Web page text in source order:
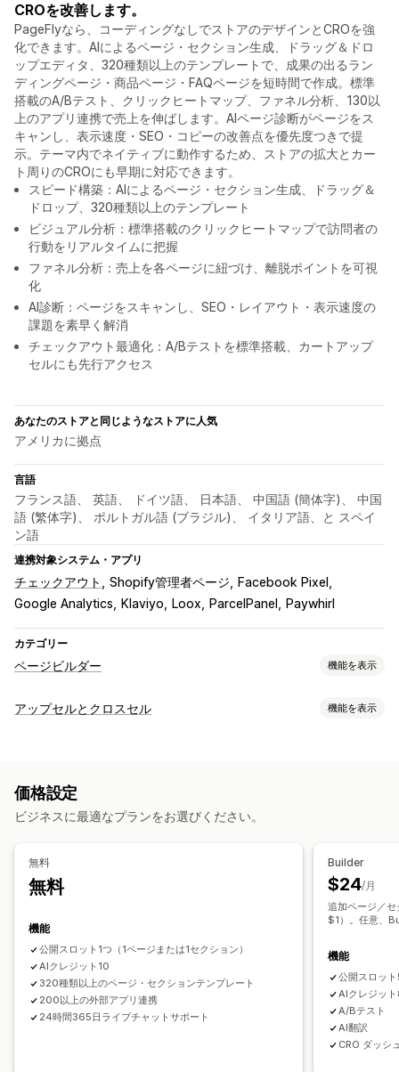
CROを改善します。
PageFlyなら、コーディングなしでストアのデザインとCROを強
化できます。AIによるページ・セクション生成、ドラッグ＆ドロ
ップエディタ、320種類以上のテンプレートで、成果の出るラン
ディングページ・商品ページ・FAQページを短時間で作成。標準
搭載のA/Bテスト、クリックヒートマップ、ファネル分析、130以
上のアプリ連携で売上を伸ばします。AIページ診断がページをス
キャンし、表示速度・SEO・コピーの改善点を優先度つきで提
示。テーマ内でネイティブに動作するため、ストアの拡大とカー
ト周りのCROにも早期に対応できます。
スピード構築：AIによるページ・セクション生成、ドラッグ＆
ドロップ、320種類以上のテンプレート
ビジュアル分析：標準搭載のクリックヒートマップで訪問者の
行動をリアルタイムに把握
ファネル分析：売上を各ページに紐づけ、離脱ポイントを可視
化
AI診断：ページをスキャンし、SEO・レイアウト・表示速度の
課題を素早く解消
チェックアウト最適化：A/Bテストを標準搭載、カートアップ
セルにも先行アクセス
あなたのストアと同じようなストアに人気
アメリカに拠点
言語
フランス語、 英語、 ドイツ語、 日本語、 中国語 (簡体字)、 中国
語 (繁体字)、 ポルトガル語 (ブラジル)、 イタリア語、と スペイ
ン語
連携対象システム・アプリ
チェックアウト Shopify管理者ページ
Facebook Pixel
Google Analytics
Klaviyo Loox ParcelPanel Paywhirl
カテゴリー
ページビルダー 機能を表示
ページの種類
ポップアップ
法的事項ページ リンクインバイオページ
レビューページ
ページ管理
インポートとエクスポート
ページの保存
グローバルセクション グローバルスタイル
カスタムフォント
カスタムコード
分析
A/Bテスト
追跡 アクティビティログ
アップセルとクロスセル 機能を表示
お礼ページでのアップセル
カスタムHTML ドラッグ&ドロップエディタ
おすすめ商品
コンバージョン率
価格設定
ビジネスに最適なプランをお選びください。
無料
無料
機能
公開スロット1つ（1ページまたは1セクション）
AIクレジット10
320種類以上のページ・セクションテンプレート
200以上の外部アプリ連携
24時間365日ライブチャットサポート
Builder
$24/月
追加ページ／
$1）。任意、
機能
公開スロッ
AIクレジッ
A/Bテスト
AI翻訳
CRO ダッシ